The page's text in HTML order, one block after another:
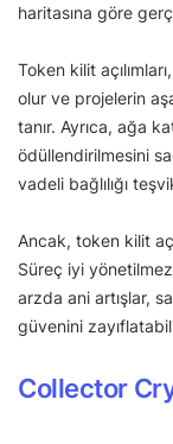
haritasına göre
Token kilit
olur ve projelerin
tanır. Ayrıca, ağa
ödüllendirilmesini
vadeli bağlılığı
Ancak, token kilit
Süreç iyi
arzda ani artışlar,
güvenini
Collector